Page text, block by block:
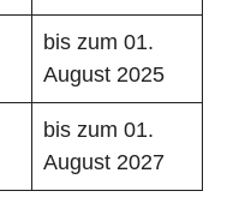
bis zum 01.
August 2025
bis zum 01.
August 2027